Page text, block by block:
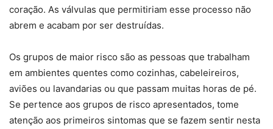
coração. As válvulas que permitiriam esse processo não
abrem e acabam por ser destruídas.
Os grupos de maior risco são as pessoas que trabalham
em ambientes quentes como cozinhas, cabeleireiros,
aviões ou lavandarias ou que passam muitas horas de pé.
Se pertence aos grupos de risco apresentados, tome
atenção aos primeiros sintomas que se fazem sentir nesta